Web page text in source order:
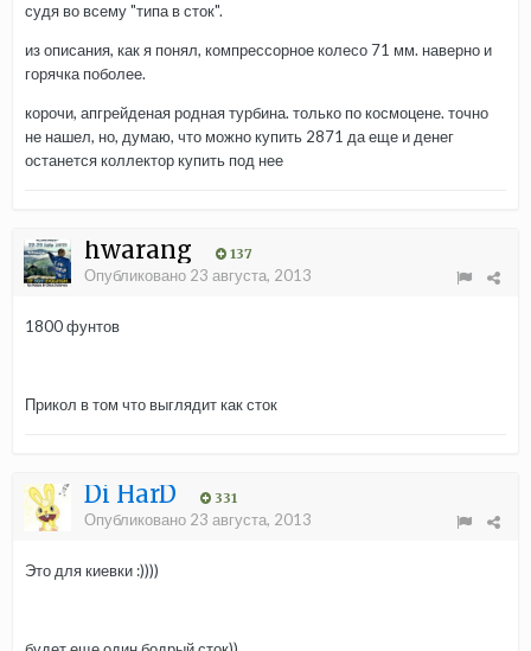
судя во всему "типа в сток".
из описания, как я понял, компрессорное колесо 71 мм. наверно и
горячка поболее.
корочи, апгрейденая родная турбина. только по космоцене. точно
не нашел, но, думаю, что можно купить 2871 да еще и денег
останется коллектор купить под нее
hwarang 137
Опубликовано 23 августа, 2013
1800 фунтов
Прикол в том что выглядит как сток
Di HarD 331
Опубликовано 23 августа, 2013
Это для киевки :))))